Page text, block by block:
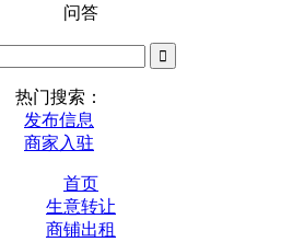
问答
热门搜索：
发布信息
商家入驻
首页
生意转让
商铺出租